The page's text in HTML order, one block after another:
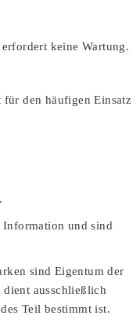
keine Wartung.
für den häufigen Einsatz
und sind
sind Eigentum der
ausschließlich
Teil bestimmt ist.